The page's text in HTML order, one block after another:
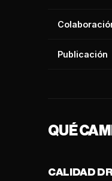
Publicación
QUÉ
CALIDAD